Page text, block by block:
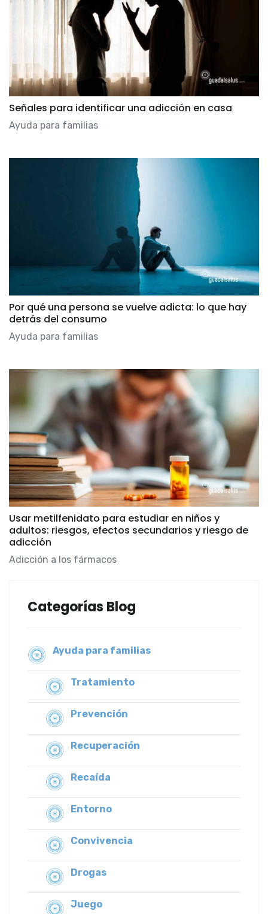
Señales para identificar una adicción en casa
Ayuda para familias
Por qué una persona se vuelve adicta: lo que hay
detrás del consumo
Ayuda para familias
Usar metilfenidato para estudiar en niños y
adultos: riesgos, efectos secundarios y riesgo de
adicción
Adicción a los fármacos
Categorías Blog
Ayuda para familias
Tratamiento
Prevención
Recuperación
Recaída
Entorno
Convivencia
Drogas
Juego